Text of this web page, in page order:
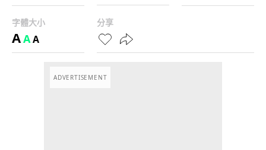
字體大小
AAA
分享
ADVERTISEMENT